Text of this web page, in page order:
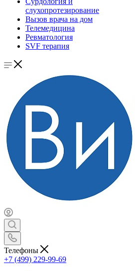
слухопротезирование
Вызов врача на дом
Телемедицина
Ревматология
SVF терапия
Телефоны
+7 (499) 229-99-69